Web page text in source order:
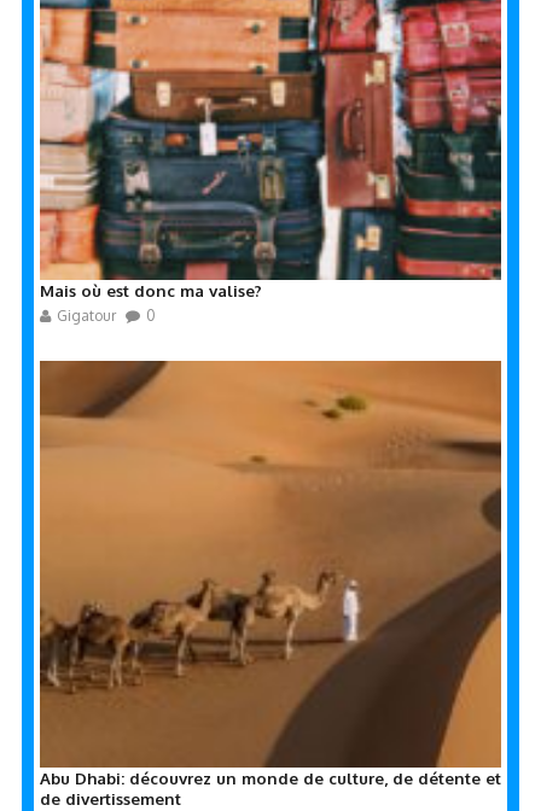
Mais où est donc ma valise?
Gigatour 0
Abu Dhabi: découvrez un monde de culture, de détente et
de divertissement